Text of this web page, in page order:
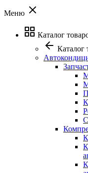
Меню
Каталог
Каталог